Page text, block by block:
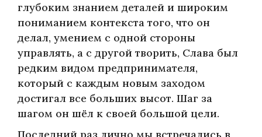
глубоким знанием деталей и широким
пониманием контекста того, что он
делал, умением с одной стороны
управлять, а с другой творить, Слава был
редким видом предпринимателя,
который с каждым новым заходом
достигал все больших высот. Шаг за
шагом он шёл к своей большой цели.